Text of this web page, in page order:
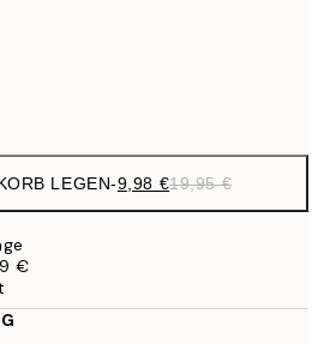
LEGEN-9,98 €19,95 €
€